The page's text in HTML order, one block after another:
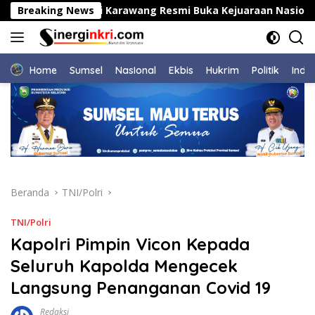
Langsung
ke
konten
Breaking News
Bupati Karawang Resmi Buka Kejuaraan Nasional
Home Sumsel NasIonal Ekbis Hukrim Politik
Beranda TNI/Polri
TNI/Polri
Kapolri Pimpin Vicon Kepada
Seluruh Kapolda Mengecek
Langsung Penanganan Covid 19
Redaksi